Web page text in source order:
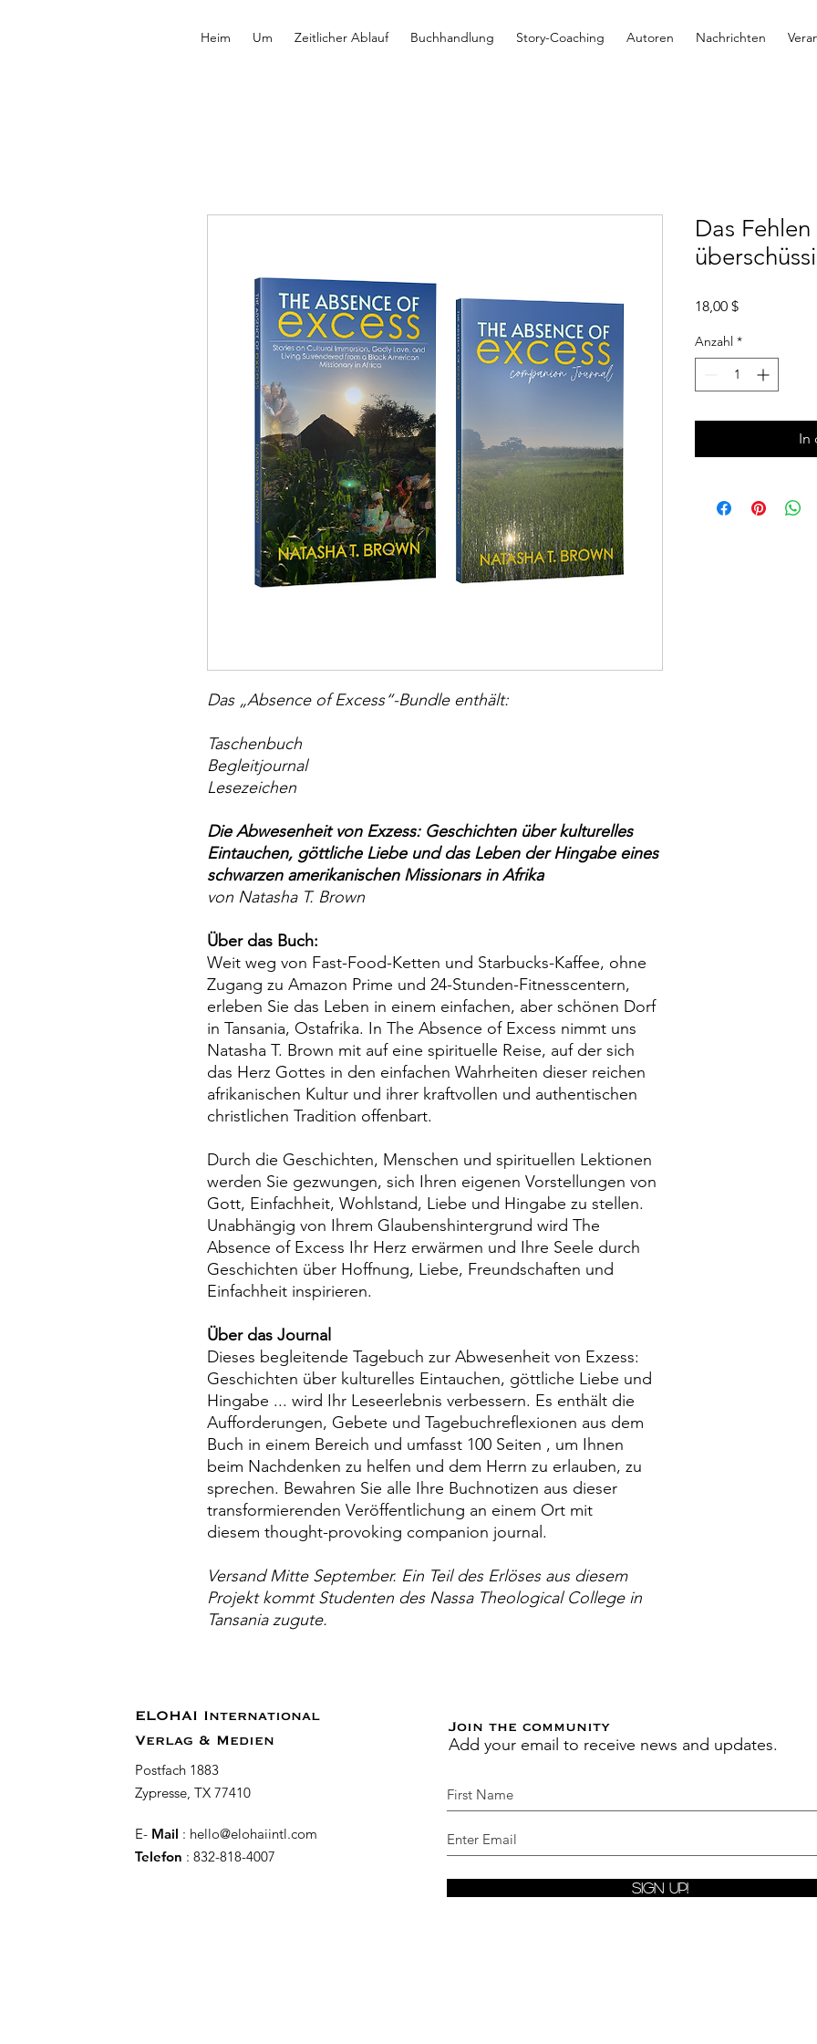
Heim Um Zeitlicher Ablauf Buchhandlung Story-Coaching Autoren Nachrichten
Das „Absence of Excess“-Bundle enthält:
Taschenbuch
Begleitjournal
Lesezeichen
Die Abwesenheit von Exzess: Geschichten über kulturelles
Eintauchen, göttliche Liebe und das Leben der Hingabe eines
schwarzen amerikanischen Missionars in Afrika
von Natasha T. Brown
Über das Buch:
Weit weg von Fast-Food-Ketten und Starbucks-Kaffee, ohne
Zugang zu Amazon Prime und 24-Stunden-Fitnesscentern,
erleben Sie das Leben in einem einfachen, aber schönen Dorf
in Tansania, Ostafrika. In The Absence of Excess nimmt uns
Natasha T. Brown mit auf eine spirituelle Reise, auf der sich
das Herz Gottes in den einfachen Wahrheiten dieser reichen
afrikanischen Kultur und ihrer kraftvollen und authentischen
christlichen Tradition offenbart.
Durch die Geschichten, Menschen und spirituellen Lektionen
werden Sie gezwungen, sich Ihren eigenen Vorstellungen von
Gott, Einfachheit, Wohlstand, Liebe und Hingabe zu stellen.
Unabhängig von Ihrem Glaubenshintergrund wird The
Absence of Excess Ihr Herz erwärmen und Ihre Seele durch
Geschichten über Hoffnung, Liebe, Freundschaften und
Einfachheit inspirieren.
Über das Journal
Dieses begleitende Tagebuch zur Abwesenheit von Exzess:
Geschichten über kulturelles Eintauchen, göttliche Liebe und
Hingabe ... wird Ihr Leseerlebnis verbessern. Es enthält die
Aufforderungen, Gebete und Tagebuchreflexionen aus dem
Buch in einem Bereich und umfasst 100 Seiten , um Ihnen
beim Nachdenken zu helfen und dem Herrn zu erlauben, zu
sprechen. Bewahren Sie alle Ihre Buchnotizen aus dieser
transformierenden Veröffentlichung an einem Ort mit
diesem thought-provoking companion journal.
Versand Mitte September. Ein Teil des Erlöses aus diesem
Projekt kommt Studenten des Nassa Theological College in
Tansania zugute.
Das Fehlen
18,00 $Preis
Anzahl *
In
ELOHAI International
Verlag & Medien
Postfach 1883
Zypresse, TX 77410
E- Mail : hello@elohaiintl.com
Telefon : 832-818-4007
Join the community
Add your email to receive news and updates.
Sign Up!